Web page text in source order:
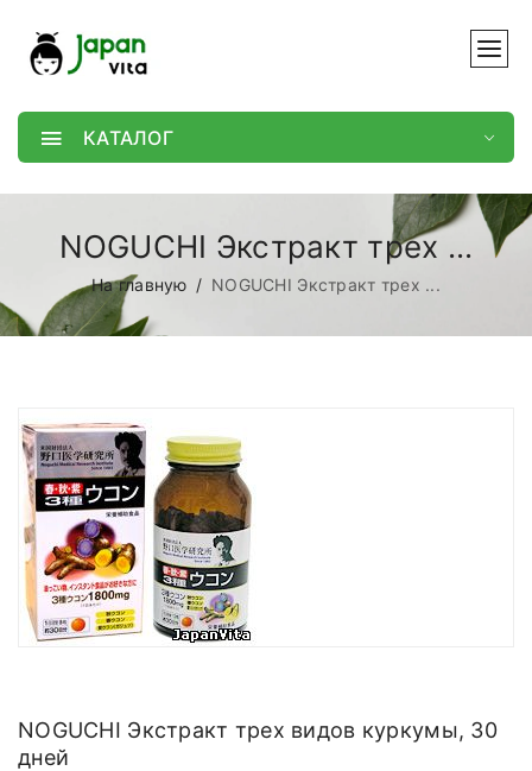
КАТАЛОГ
NOGUCHI Экстракт трех ...
На главную NOGUCHI Экстракт трех ...
NOGUCHI Экстракт трех видов куркумы, 30
дней